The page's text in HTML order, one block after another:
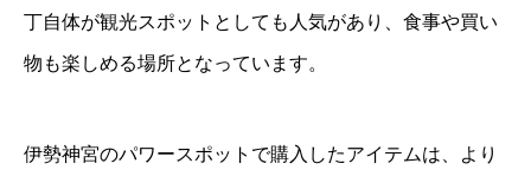
丁自体が観光スポットとしても人気があり、食事や買い
物も楽しめる場所となっています。
伊勢神宮のパワースポットで購入したアイテムは、より